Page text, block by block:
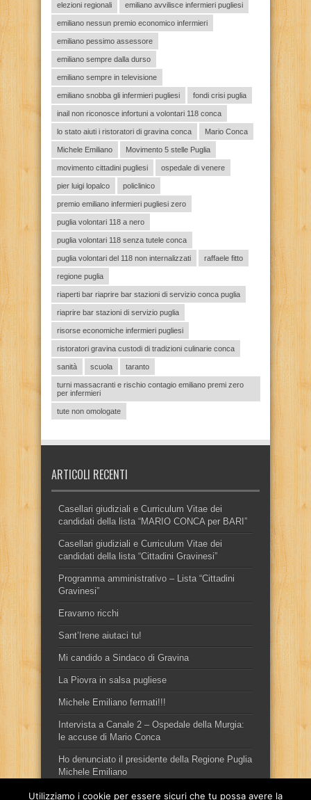
elezioni regionali emiliano avvilisce infermieri pugliesi
emiliano nessun premio economico infermieri
emiliano pessimo assessore
emiliano sempre dalla durso
emiliano sempre in televisione
emiliano snobba gli infermieri pugliesi fondi crisi puglia
inail non riconosce infortuni a volontari 118 conca
lo stato aiuti i ristoratori di gravina conca Mario Conca
Michele Emiliano Movimento 5 stelle Puglia
movimento cittadini pugliesi ospedale di venere
pier luigi lopalco policlinico
premio emiliano infermieri pugliesi zero
puglia volontari 118 a nero
puglia volontari 118 senza tutele conca
puglia volontari del 118 non internalizzati raffaele fitto
regione puglia
riaperti bar riaprire bar stazioni di servizio conca puglia
riaprire bar stazioni di servizio puglia
risorse economiche infermieri pugliesi
ristoratori gravina custodi di tradizioni culinarie conca
sanità scuola taranto
turni massacranti e rischio contagio emiliano premi zero
per infermieri
tute non omologate
ARTICOLI RECENTI
Casellari giudiziali e Curriculum Vitae dei
candidati della lista “MARIO CONCA per BARI”
Casellari giudiziali e Curriculum Vitae dei
candidati della lista “Cittadini Gravinesi”
Programma amministrativo – Lista “Cittadini
Gravinesi”
Eravamo ricchi
Sant’Irene aiutaci tu!
Mi candido a Sindaco di Gravina
La Piovra in salsa pugliese
Michele Emiliano fermati!!!
Intervista a Canale 2 – Ospedale della Murgia:
le accuse di Mario Conca
Ho denunciato il presidente della Regione Puglia
Michele Emiliano
Utilizziamo i cookie per essere sicuri che tu possa avere la